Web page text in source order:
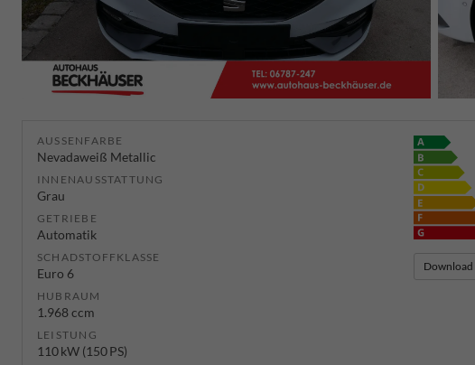
AUSSENFARBE
Nevadaweiß Metallic
INNENAUSSTATTUNG
Grau
GETRIEBE
Automatik
SCHADSTOFFKLASSE
Euro 6
HUBRAUM
1.968 ccm
LEISTUNG
110 kW (150 PS)
Download